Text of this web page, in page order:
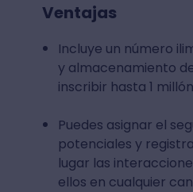
Ventajas
Incluye un número
y almacenamiento
inscribir hasta 1
Puedes asignar el
potenciales y
lugar las
ellos en cualquier